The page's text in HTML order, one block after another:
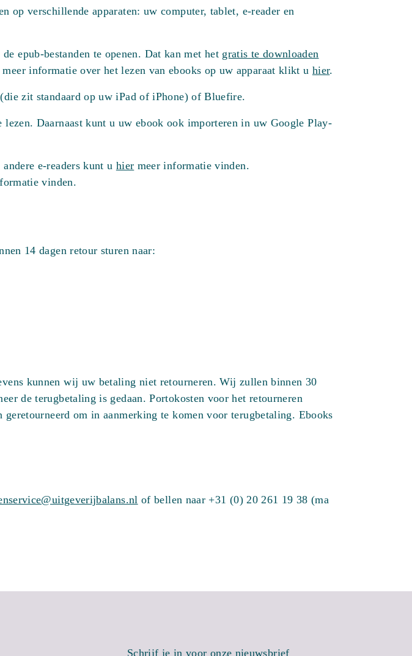
op verschillende apparaten: uw computer, tablet, e-reader en
epub-bestanden te openen. Dat kan met het gratis te downloaden
informatie over het lezen van ebooks op uw apparaat klikt u hier.
zit standaard op uw iPad of iPhone) of Bluefire.
Daarnaast kunt u uw ebook ook importeren in uw Google Play-
e-readers kunt u hier meer informatie vinden.
vinden.
14 dagen retour sturen naar:
kunnen wij uw betaling niet retourneren. Wij zullen binnen 30
de terugbetaling is gedaan. Portokosten voor het retourneren
om in aanmerking te komen voor terugbetaling. Ebooks
of bellen naar +31 (0) 20 261 19 38 (ma
Schrijf je in voor onze nieuwsbrief